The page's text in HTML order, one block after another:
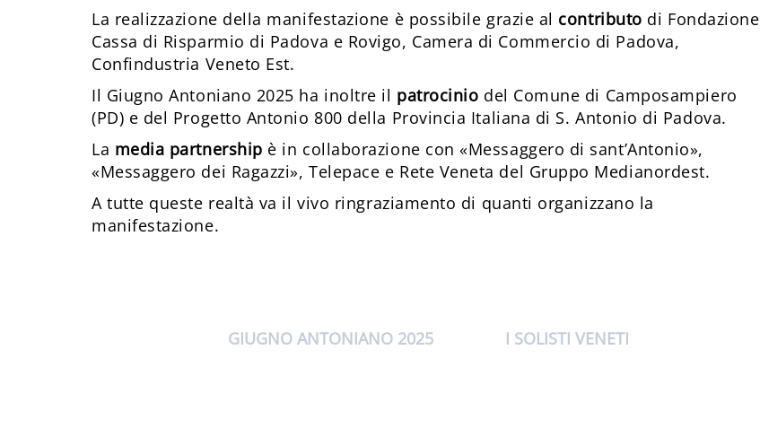
La realizzazione della manifestazione è possibile grazie al contributo di Fondazione
Cassa di Risparmio di Padova e Rovigo, Camera di Commercio di Padova,
Confindustria Veneto Est.
Il Giugno Antoniano 2025 ha inoltre il patrocinio del Comune di Camposampiero
(PD) e del Progetto Antonio 800 della Provincia Italiana di S. Antonio di Padova.
La media partnership è in collaborazione con «Messaggero di sant’Antonio»,
«Messaggero dei Ragazzi», Telepace e Rete Veneta del Gruppo Medianordest.
A tutte queste realtà va il vivo ringraziamento di quanti organizzano la
manifestazione.
GIUGNO ANTONIANO 2025 I SOLISTI VENETI